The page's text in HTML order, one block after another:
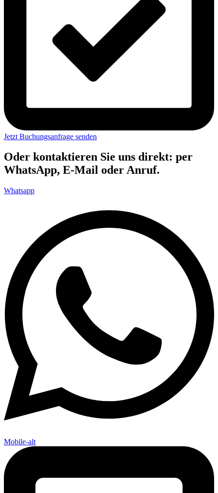
Jetzt Buchungsanfrage senden
Oder kontaktieren Sie uns direkt: per
WhatsApp, E-Mail oder Anruf.
Whatsapp
Mobile-alt